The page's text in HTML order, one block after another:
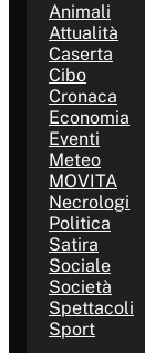
Animali
Attualità
Caserta
Cibo
Cronaca
Economia
Eventi
Meteo
MOVITA
Necrologi
Politica
Satira
Sociale
Società
Spettacoli
Sport